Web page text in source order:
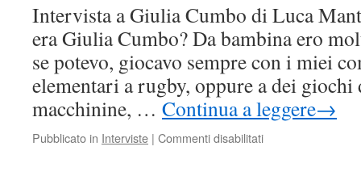
con
una
reginetta
del
mondo
Intervista a Giulia Cumbo di Luca
era Giulia Cumbo? Da bambina ero
se potevo, giocavo sempre con i miei
elementari a rugby, oppure a dei
macchinine, … Continua a leggere→
Pubblicato in Interviste | Commenti disabilitatisu